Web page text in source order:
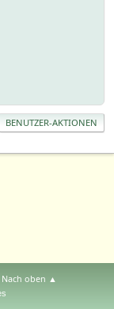
BENUTZER-AKTIONEN
Nach oben ▲